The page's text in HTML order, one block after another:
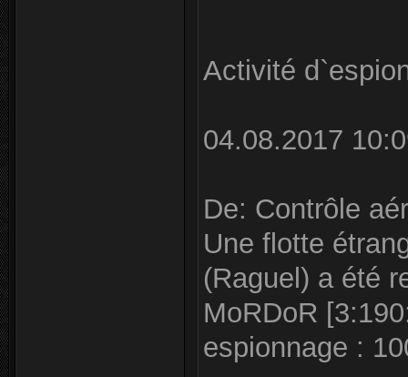
Activité
04.08.2017
De: Contrôle
Une flotte
(Raguel) a été
MoRDoR
espionnage :